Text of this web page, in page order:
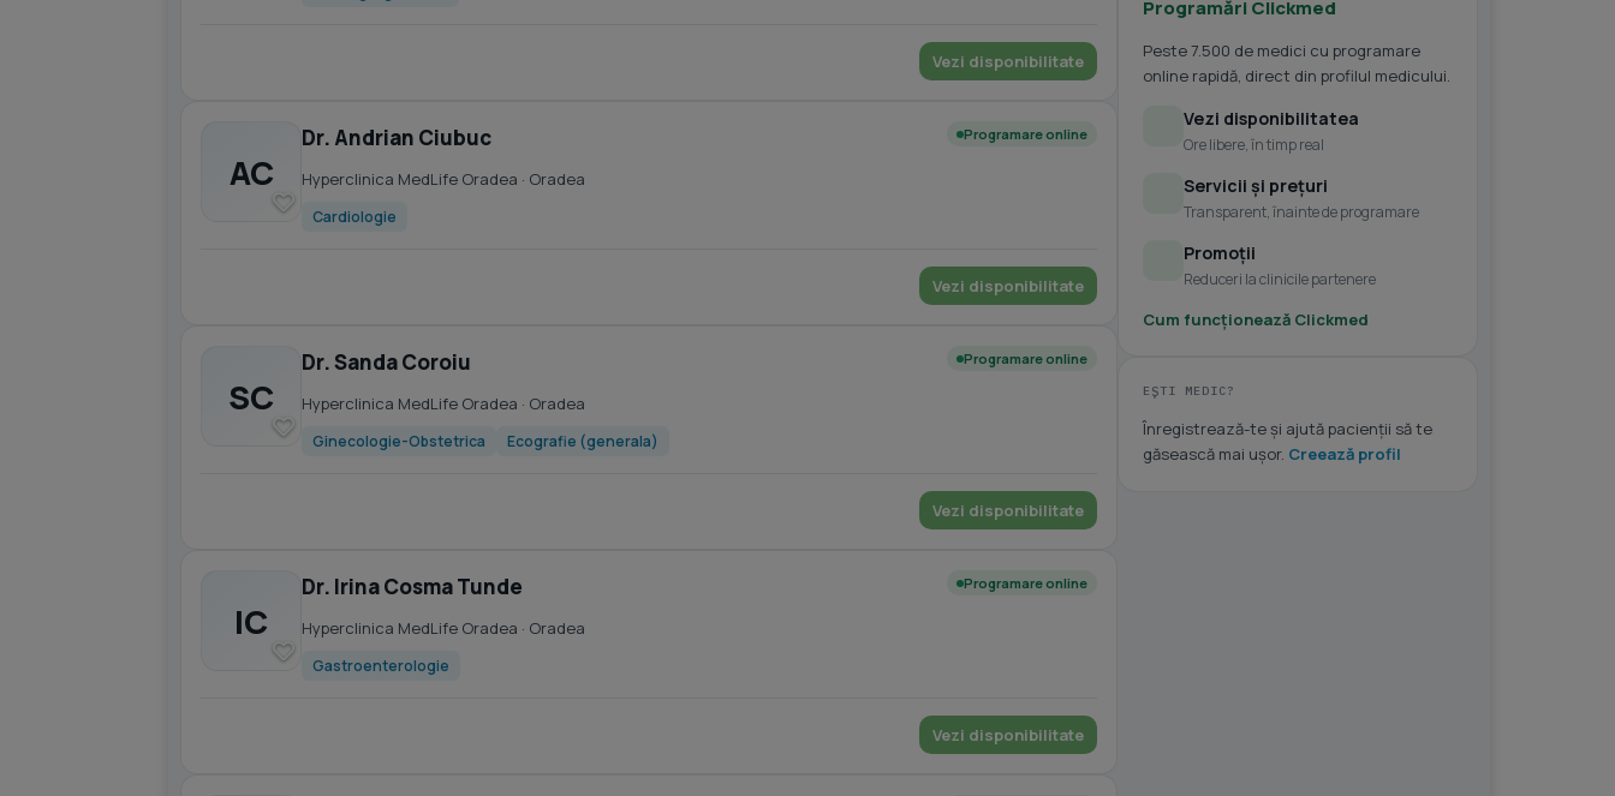
Vezi disponibilitate
AC
Dr. Andrian Ciubuc
Hyperclinica MedLife Oradea · Oradea
Cardiologie
Programare online
Vezi disponibilitate
SC
Dr. Sanda Coroiu
Hyperclinica MedLife Oradea · Oradea
Ginecologie-Obstetrica Ecografie (generala)
Programare online
Vezi disponibilitate
IC
Dr. Irina Cosma Tunde
Hyperclinica MedLife Oradea · Oradea
Gastroenterologie
Programare online
Vezi disponibilitate
Programări Clickmed
Peste 7.500 de medici cu programare
online rapidă, direct din profilul medicului.
Vezi disponibilitatea
Ore libere, în timp real
Servicii și prețuri
Transparent, înainte de programare
Promoții
Reduceri la clinicile partenere
Cum funcționează Clickmed
EȘTI MEDIC?
Înregistrează-te și ajută pacienții să te
găsească mai ușor. Creează profil